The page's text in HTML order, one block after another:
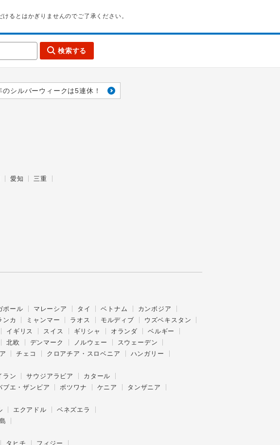
るとはかぎりませんのでご了承ください。
検索する
のシルバーウィークは5連休！
愛知
三重
ポール マレーシア タイ ベトナム
カンボジア
ンカ ミャンマー ラオス モルディブ
ウズベキスタン
イギリス スイス ギリシャ オランダ
ベルギー
北欧 デンマーク ノルウェー
スウェーデン
チェコ クロアチア・スロベニア
ハンガリー
ラン サウジアラビア
カタール
ブエ・ザンビア ボツワナ ケニア
タンザニア
エクアドル
ベネズエラ
タヒチ フィジー